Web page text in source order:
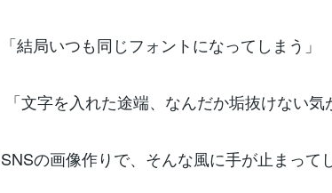
「結局いつも同じフォントになってしまう」
「文字を入れた途端、なんだか垢抜けない気
SNSの画像作りで、そんな風に手が止まって